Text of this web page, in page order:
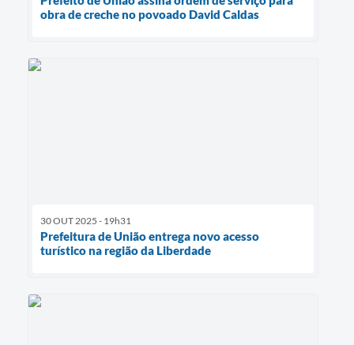
obra de creche no povoado David Caldas
30 OUT 2025 - 19h31
Prefeitura de União entrega novo acesso
turístico na região da Liberdade